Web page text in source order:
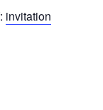
invitation